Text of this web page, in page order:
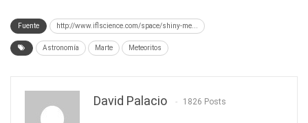
Fuente http://www.iflscience.com/space/shiny-me...
Astronomía Marte Meteoritos
David Palacio 1826 Posts